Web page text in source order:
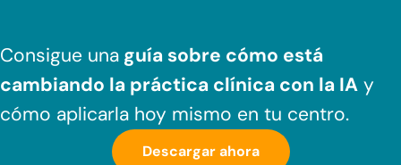
Consigue una guía sobre cómo está
cambiando la práctica clínica con la IA y
cómo aplicarla hoy mismo en tu centro.
Descargar ahora